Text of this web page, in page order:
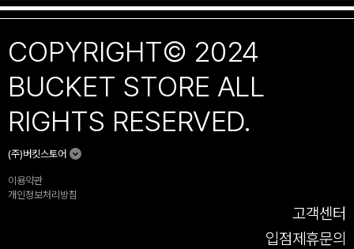
COPYRIGHT© 2024
BUCKET STORE ALL
RIGHTS RESERVED.
(주)버킷스토어
이용약관
개인정보처리방침
고객센터
입점제휴문의